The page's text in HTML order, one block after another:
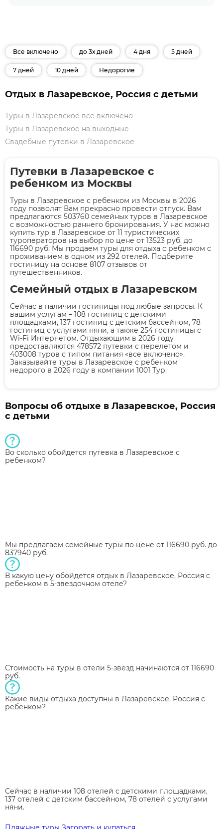
Все включено до 3х дней 4 дня 5 дней
7 дней 10 дней Недорогие
Отдых в Лазаревское, Россия с детьми
Туры в Лазаревское все включено
Туры в Лазаревское на выходные
Свадебные путевки в Лазаревское
Путевки в Лазаревское с
ребенком из Москвы
Туры в Лазаревское с ребенком из Москвы в 2026
году позволят Вам прекрасно провести отпуск. Вам
предлагаются 503760 семейных туров в Лазаревское
с возможностью раннего бронирования. У нас можно
купить тур в Лазаревское от 11 туристических
туроператоров на выбор по цене от 13523 руб. до
116690 руб. Мы продаем туры для отдыха с ребенком с
проживанием в одном из 292 отелей. Подберите
гостиницу на основе 8107 отзывов от
путешественников.
Семейный отдых в Лазаревском
Сейчас в наличии гостиницы под любые запросы. К
вашим услугам – 108 гостиниц с детскими
площадками, 137 гостиниц с детским бассейном, 78
гостиниц с услугами няни, а также 254 гостиницы с
Wi-Fi Интернетом. Отдыхающим в 2026 году
предоставляются 478572 путевки с перелетом и
403008 туров с типом питания «все включено».
Заказывайте туры в Лазаревское с ребенком
недорого в 2026 году в компании 1001 Тур.
Вопросы об отдыхе в Лазаревское, Россия
с детьми
Во сколько обойдется путевка в Лазаревское с
ребенком?
Мы предлагаем семейные туры по цене от 116690 руб. до
837940 руб.
В какую цену обойдется отдых в Лазаревское, Россия с
ребенком в 5-звездочном отеле?
Стоимость на туры в отели 5-звезд начинаются от 116690
руб.
Какие виды отдыха доступны в Лазаревское, Россия с
ребенком?
Сейчас в наличии 108 отелей с детскими площадками,
137 отелей с детским бассейном, 78 отелей с услугами
няни.